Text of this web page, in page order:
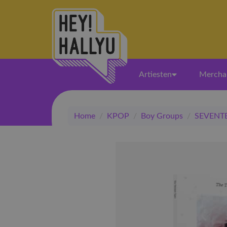
Artiesten
Home / KPOP / Boy Groups /